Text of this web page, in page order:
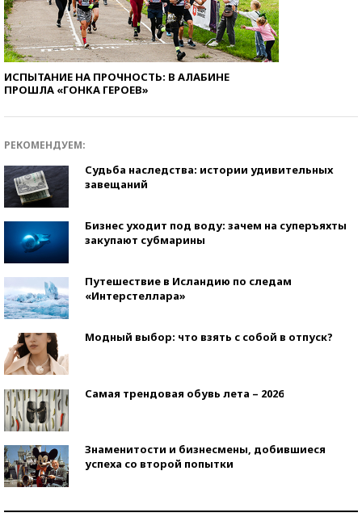
ИСПЫТАНИЕ НА ПРОЧНОСТЬ: В АЛАБИНЕ
ПРОШЛА «ГОНКА ГЕРОЕВ»
РЕКОМЕНДУЕМ:
Судьба наследства: истории удивительных
завещаний
Бизнес уходит под воду: зачем на суперъяхты
закупают субмарины
Путешествие в Исландию по следам
«Интерстеллара»
Модный выбор: что взять с собой в отпуск?
Самая трендовая обувь лета – 2026
Знаменитости и бизнесмены, добившиеся
успеха со второй попытки